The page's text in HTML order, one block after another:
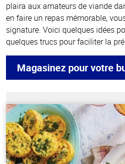
plaira aux amateurs de viande
en faire un repas mémorable,
signature. Voici quelques idées
quelques trucs pour faciliter la
Magasinez pour votre